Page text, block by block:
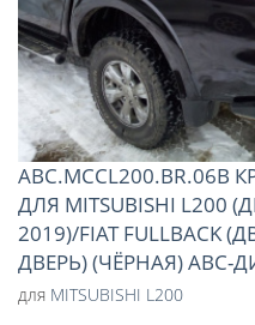
ДЛЯ MITSUBISHI L200
2019)/FIAT FULLBACK
ДВЕРЬ) (ЧЁРНАЯ) АВС-
для MITSUBISHI L200